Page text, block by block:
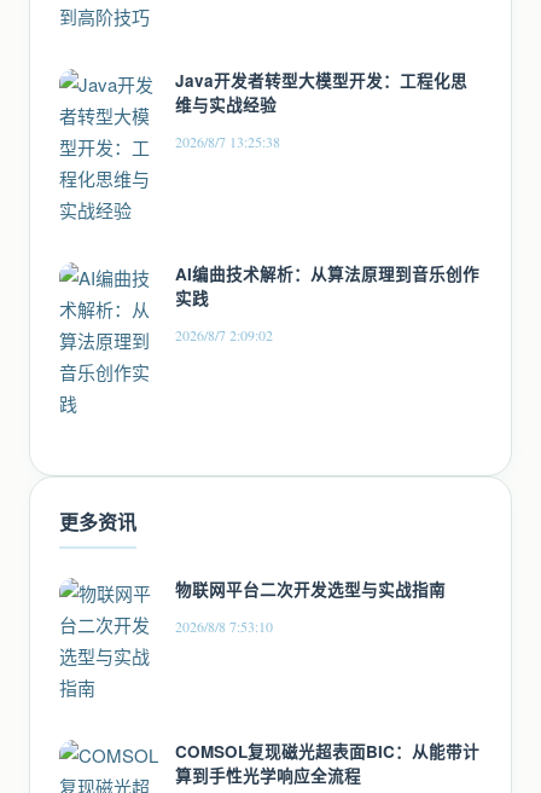
Java开发者转型大模型开发：工程化思
维与实战经验
2026/8/7 13:25:38
AI编曲技术解析：从算法原理到音乐创作
实践
2026/8/7 2:09:02
更多资讯
物联网平台二次开发选型与实战指南
2026/8/8 7:53:10
COMSOL复现磁光超表面BIC：从能带计
算到手性光学响应全流程